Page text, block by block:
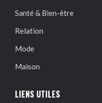
Santé & Bien-être
Relation
Mode
Maison
LIENS UTILES